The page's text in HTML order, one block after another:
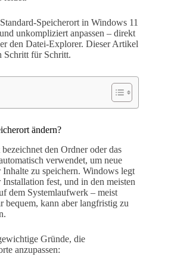
Speicherort in Windows 11
unkompliziert anpassen – direkt
den Datei-Explorer. Dieser Artikel
Schritt für Schritt.
ändern?
den Ordner oder das
verwendet, um neue
zu speichern. Windows legt
fest, und in den meisten
dem Systemlaufwerk – meist
kann aber langfristig zu
Gründe, die
anzupassen: